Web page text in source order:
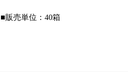
販売単位：40箱